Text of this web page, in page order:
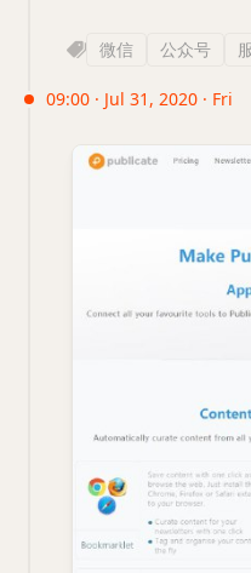
微信 公众号
09:00 · Jul 31, 2020 · Fri